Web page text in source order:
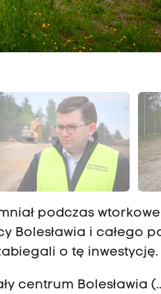
podczas
Bolesławia i całego
o tę inwestycję.
centrum Bolesławia